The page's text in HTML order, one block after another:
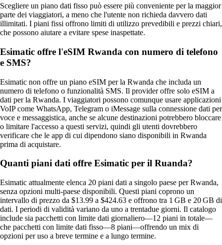
Scegliere un piano dati fisso può essere più conveniente per la maggior
parte dei viaggiatori, a meno che l'utente non richieda davvero dati
illimitati. I piani fissi offrono limiti di utilizzo prevedibili e prezzi chiari,
che possono aiutare a evitare spese inaspettate.
Esimatic offre l'eSIM Rwanda con numero di telefono
e SMS?
Esimatic non offre un piano eSIM per la Rwanda che includa un
numero di telefono o funzionalità SMS. Il provider offre solo eSIM a
dati per la Rwanda. I viaggiatori possono comunque usare applicazioni
VoIP come WhatsApp, Telegram o iMessage sulla connessione dati per
voce e messaggistica, anche se alcune destinazioni potrebbero bloccare
o limitare l'accesso a questi servizi, quindi gli utenti dovrebbero
verificare che le app di cui dipendono siano disponibili in Rwanda
prima di acquistare.
Quanti piani dati offre Esimatic per il Ruanda?
Esimatic attualmente elenca 20 piani dati a singolo paese per Rwanda,
senza opzioni multi-paese disponibili. Questi piani coprono un
intervallo di prezzo da $13.99 a $424.63 e offrono tra 1 GB e 20 GB di
dati. I periodi di validità variano da uno a trentadue giorni. Il catalogo
include sia pacchetti con limite dati giornaliero—12 piani in totale—
che pacchetti con limite dati fisso—8 piani—offrendo un mix di
opzioni per uso a breve termine e a lungo termine.